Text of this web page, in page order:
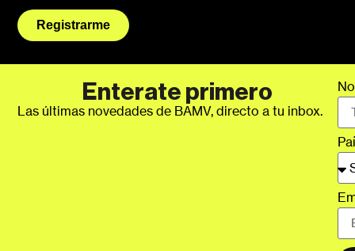
Registrarme
Enterate primero
Las últimas novedades de BAMV, directo a tu inbox.